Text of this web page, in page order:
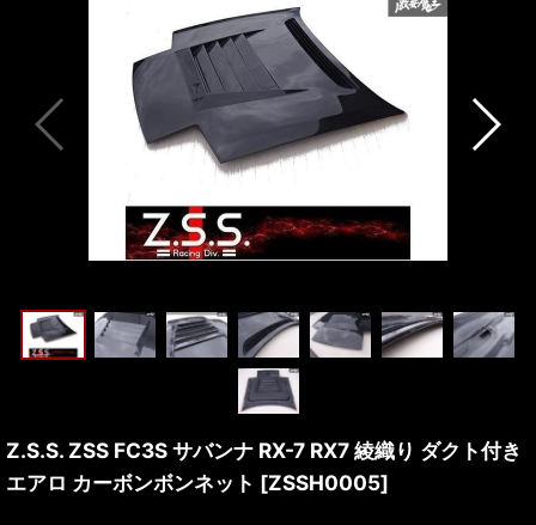
Z.S.S. ZSS FC3S サバンナ RX-7 RX7 綾織り ダクト付き
エアロ カーボンボンネット [ZSSH0005]